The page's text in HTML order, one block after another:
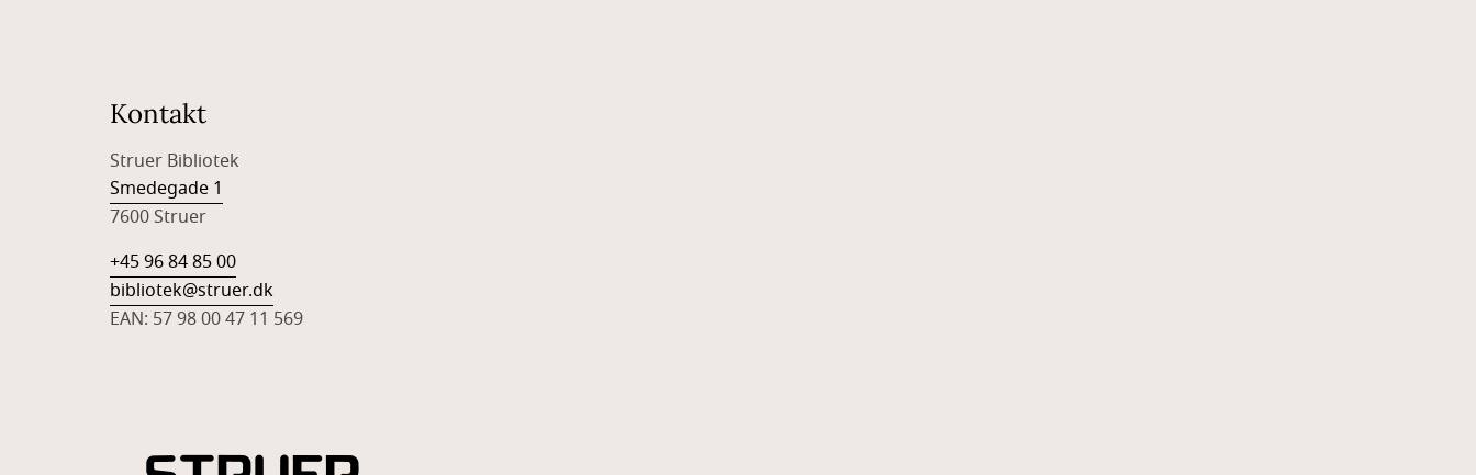
Kontakt
Struer Bibliotek
Smedegade 1
7600 Struer
+45 96 84 85 00
bibliotek@struer.dk
EAN: 57 98 00 47 11 569